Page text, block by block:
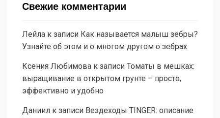
Свежие комментарии
Лейла к записи Как называется малыш зебры?
Узнайте об этом и о многом другом о зебрах
Ксения Любимова к записи Томаты в мешках:
выращивание в открытом грунте – просто,
эффективно и удобно
Даниил к записи Вездеходы TINGER: описание